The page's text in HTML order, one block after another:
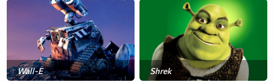
Wall-E Shrek
Ice Age